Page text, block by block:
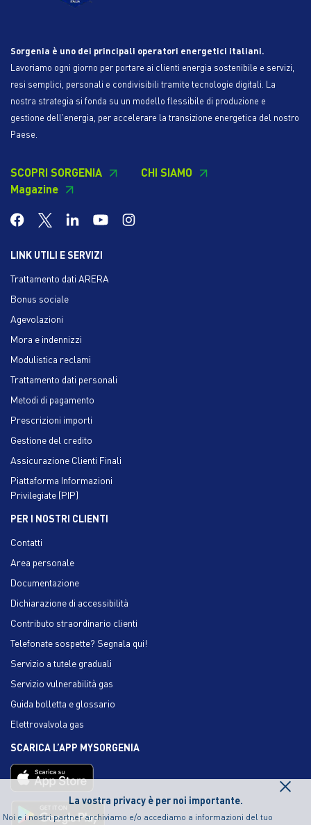
La vostra privacy è per noi importante.
Noi e i nostri partner archiviamo e/o accediamo a informazioni del tuo
×
Sorgenia è uno dei principali operatori energetici italiani.
Lavoriamo ogni giorno per portare ai clienti energia sostenibile e servizi,
resi semplici, personali e condivisibili tramite tecnologie digitali. La
nostra strategia si fonda su un modello flessibile di produzione e
gestione dell'energia, per accelerare la transizione energetica del nostro
Paese.
SCOPRI SORGENIA
CHI SIAMO
Magazine
LINK UTILI E SERVIZI
Trattamento dati ARERA
Bonus sociale
Agevolazioni
Mora e indennizzi
Modulistica reclami
Trattamento dati personali
Metodi di pagamento
Prescrizioni importi
Gestione del credito
Assicurazione Clienti Finali
Piattaforma Informazioni
Privilegiate (PIP)
PER I NOSTRI CLIENTI
Contatti
Area personale
Documentazione
Dichiarazione di accessibilità
Contributo straordinario clienti
Telefonate sospette? Segnala qui!
Servizio a tutele graduali
Servizio vulnerabilità gas
Guida bolletta e glossario
Elettrovalvola gas
SCARICA L’APP MYSORGENIA